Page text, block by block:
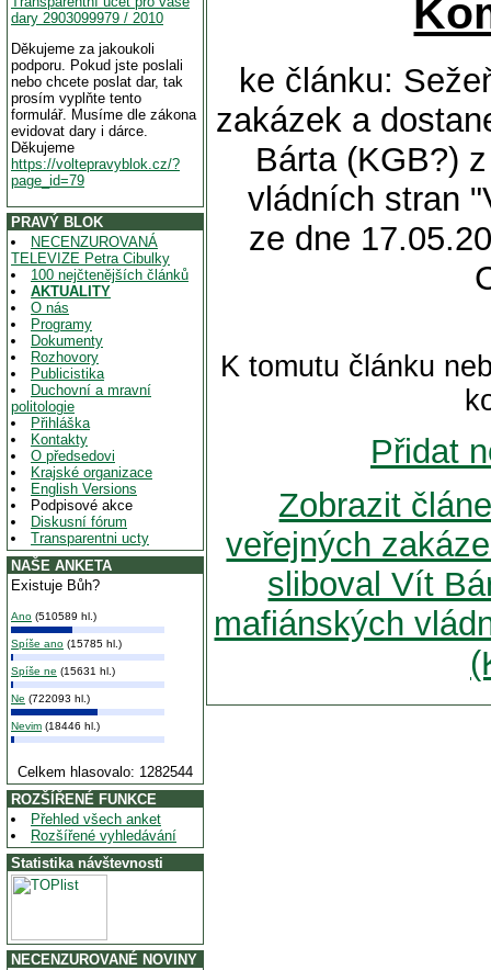
dary 2903099979 / 2010
Děkujeme za jakoukoli
podporu. Pokud jste poslali
nebo chcete poslat dar, tak
prosím vyplňte tento
formulář. Musíme dle zákona
evidovat dary i dárce.
Děkujeme
https://voltepravyblok.cz/?
page_id=79
PRAVÝ BLOK
NECENZUROVANÁ
TELEVIZE Petra Cibulky
100 nejčtenějších článků
AKTUALITY
O nás
Programy
Dokumenty
Rozhovory
Publicistika
Duchovní a mravní
politologie
Přihláška
Kontakty
O předsedovi
Krajské organizace
English Versions
Podpisové akce
Diskusní fórum
Transparentni ucty
NAŠE ANKETA
Existuje Bůh?
Ano (510589 hl.)
Spíše ano (15785 hl.)
Spíše ne (15631 hl.)
Ne (722093 hl.)
Nevim (18446 hl.)
Celkem hlasovalo: 1282544
ROZŠÍŘENÉ FUNKCE
Přehled všech anket
Rozšířené vyhledávání
Statistika návštevnosti
NECENZUROVANÉ NOVINY
ke článku:
zakázek a
Bárta (KGB?)
vládních stran
ze dne
K tomutu článku
Přidat
Zobrazit
veřejných
sliboval Vít
mafiánských